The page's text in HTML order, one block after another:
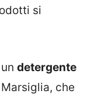
si
detergente
che